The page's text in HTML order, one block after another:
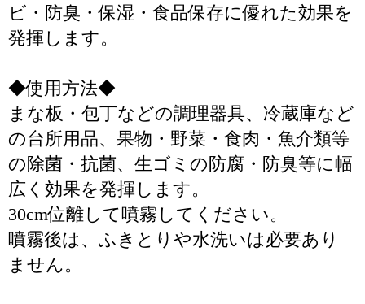
ビ・防臭・保湿・食品保存に優れた効果を
発揮します。
◆使用方法◆
まな板・包丁などの調理器具、冷蔵庫など
の台所用品、果物・野菜・食肉・魚介類等
の除菌・抗菌、生ゴミの防腐・防臭等に幅
広く効果を発揮します。
30cm位離して噴霧してください。
噴霧後は、ふきとりや水洗いは必要あり
ません。